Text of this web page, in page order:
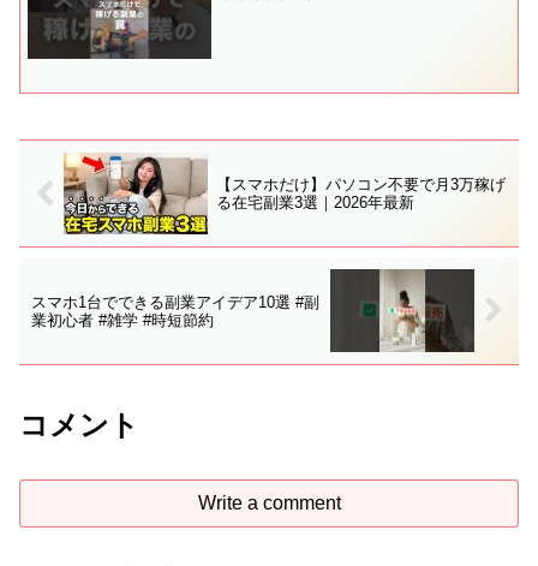
【スマホだけ】パソコン不要で月3万稼げ
る在宅副業3選｜2026年最新
スマホ1台でできる副業アイデア10選 #副
業初心者 #雑学 #時短節約
コメント
Write a comment